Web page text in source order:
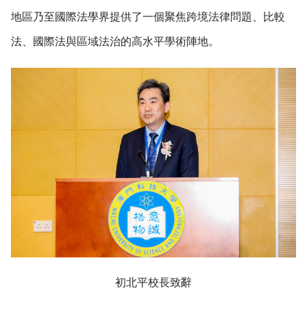
地區乃至國際法學界提供了一個聚焦跨境法律問題、比較
法、國際法與區域法治的高水平學術陣地。
初北平校長致辭